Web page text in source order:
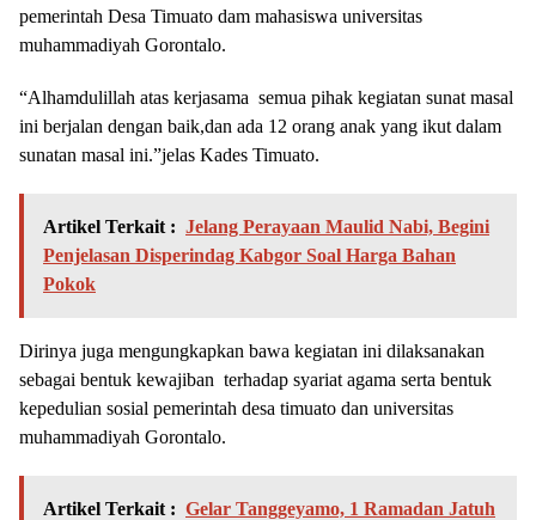
pemerintah Desa Timuato dam mahasiswa universitas
muhammadiyah Gorontalo.
“Alhamdulillah atas kerjasama semua pihak kegiatan sunat masal
ini berjalan dengan baik,dan ada 12 orang anak yang ikut dalam
sunatan masal ini.”jelas Kades Timuato.
Artikel Terkait : Jelang Perayaan Maulid Nabi, Begini
Penjelasan Disperindag Kabgor Soal Harga Bahan
Pokok
Dirinya juga mengungkapkan bawa kegiatan ini dilaksanakan
sebagai bentuk kewajiban terhadap syariat agama serta bentuk
kepedulian sosial pemerintah desa timuato dan universitas
muhammadiyah Gorontalo.
Artikel Terkait : Gelar Tanggeyamo, 1 Ramadan Jatuh